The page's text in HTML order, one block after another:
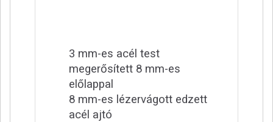
3 mm-es acél test
megerősített 8 mm-es
előlappal
8 mm-es lézervágott edzett
acél ajtó